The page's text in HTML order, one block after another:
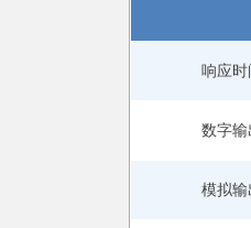
响应时
数字输
模拟输